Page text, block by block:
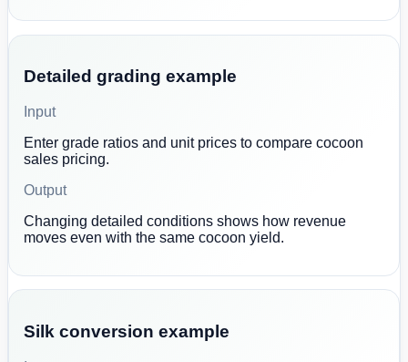
Detailed grading example
Input
Enter grade ratios and unit prices to compare cocoon
sales pricing.
Output
Changing detailed conditions shows how revenue
moves even with the same cocoon yield.
Silk conversion example